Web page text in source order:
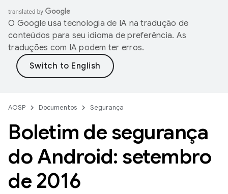
O Google usa tecnologia de IA na tradução de
conteúdos para seu idioma de preferência. As
traduções com IA podem ter erros.
AOSP Documentos Segurança
Boletim de segurança
do Android: setembro
de 2016